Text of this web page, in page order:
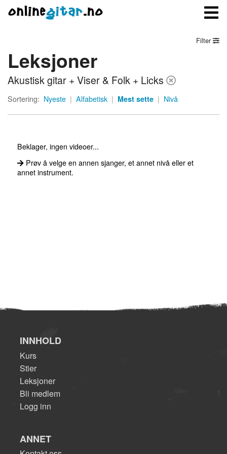
Meny
Logg inn
Filter
Leksjoner
Akustisk gitar + Viser & Folk + Licks
Sortering: Nyeste | Alfabetisk | Mest sette | Nivå
Beklager, ingen videoer...
Prøv å velge en annen sjanger, et annet nivå eller et
annet instrument.
INNHOLD
Kurs
Stier
Leksjoner
Bli medlem
Logg inn
ANNET